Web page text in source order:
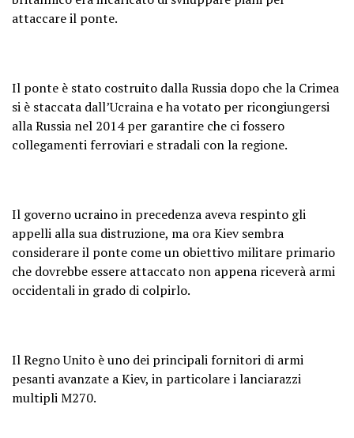
attaccare il ponte.
Il ponte è stato costruito dalla Russia dopo che la Crimea
si è staccata dall’Ucraina e ha votato per ricongiungersi
alla Russia nel 2014 per garantire che ci fossero
collegamenti ferroviari e stradali con la regione.
Il governo ucraino in precedenza aveva respinto gli
appelli alla sua distruzione, ma ora Kiev sembra
considerare il ponte come un obiettivo militare primario
che dovrebbe essere attaccato non appena riceverà armi
occidentali in grado di colpirlo.
Il Regno Unito è uno dei principali fornitori di armi
pesanti avanzate a Kiev, in particolare i lanciarazzi
multipli M270.